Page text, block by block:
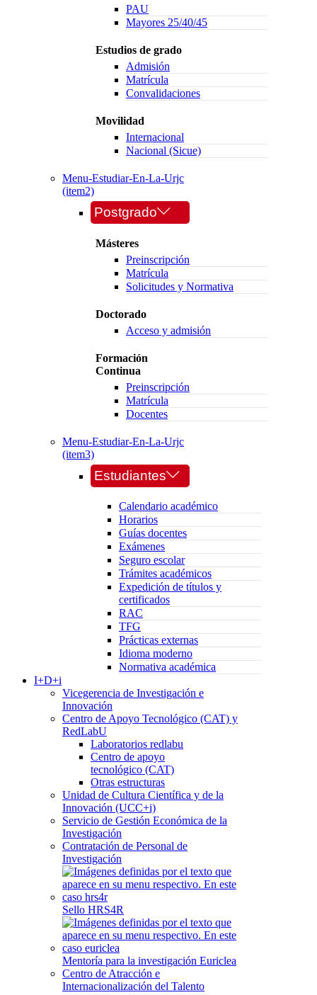
PAU
Mayores 25/40/45
Estudios de grado
Admisión
Matrícula
Convalidaciones
Movilidad
Internacional
Nacional (Sicue)
Menu-Estudiar-En-La-Urjc
(item2)
Postgrado
Másteres
Preinscripción
Matrícula
Solicitudes y Normativa
Doctorado
Acceso y admisión
Formación
Continua
Preinscripción
Matrícula
Docentes
Menu-Estudiar-En-La-Urjc
(item3)
Estudiantes
Calendario académico
Horarios
Guías docentes
Exámenes
Seguro escolar
Trámites académicos
Expedición de títulos y
certificados
RAC
TFG
Prácticas externas
Idioma moderno
Normativa académica
I+D+i
Vicegerencia de Investigación e
Innovación
Centro de Apoyo Tecnológico (CAT) y
RedLabU
Laboratorios redlabu
Centro de apoyo
tecnológico (CAT)
Otras estructuras
Unidad de Cultura Científica y de la
Innovación (UCC+i)
Servicio de Gestión Económica de la
Investigación
Contratación de Personal de
Investigación
Sello HRS4R
Mentoría para la investigación Euriclea
Centro de Atracción e
Internacionalización del Talento